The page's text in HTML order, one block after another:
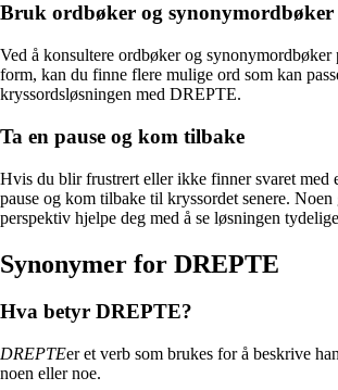
Bruk ordbøker og synonymordbøker
Ved å konsultere ordbøker og synonymordbøker
form, kan du finne flere mulige ord som kan
kryssordsløsningen med DREPTE.
Ta en pause og kom tilbake
Hvis du blir frustrert eller ikke finner svaret med
pause og kom tilbake til kryssordet senere.
perspektiv hjelpe deg med å se løsningen
Synonymer for DREPTE
Hva betyr DREPTE?
DREPTEer et verb som brukes for å beskrive
noen eller noe.